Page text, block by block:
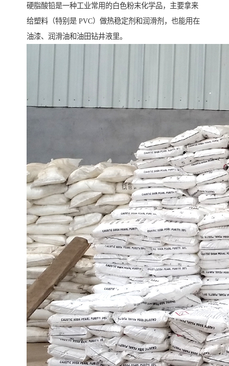
硬脂酸铅‌是一种工业常用的白色粉末化学品，主要拿来
给塑料（特别是 PVC）做热稳定剂和润滑剂，也能用在
油漆、润滑油和油田钻井液里。